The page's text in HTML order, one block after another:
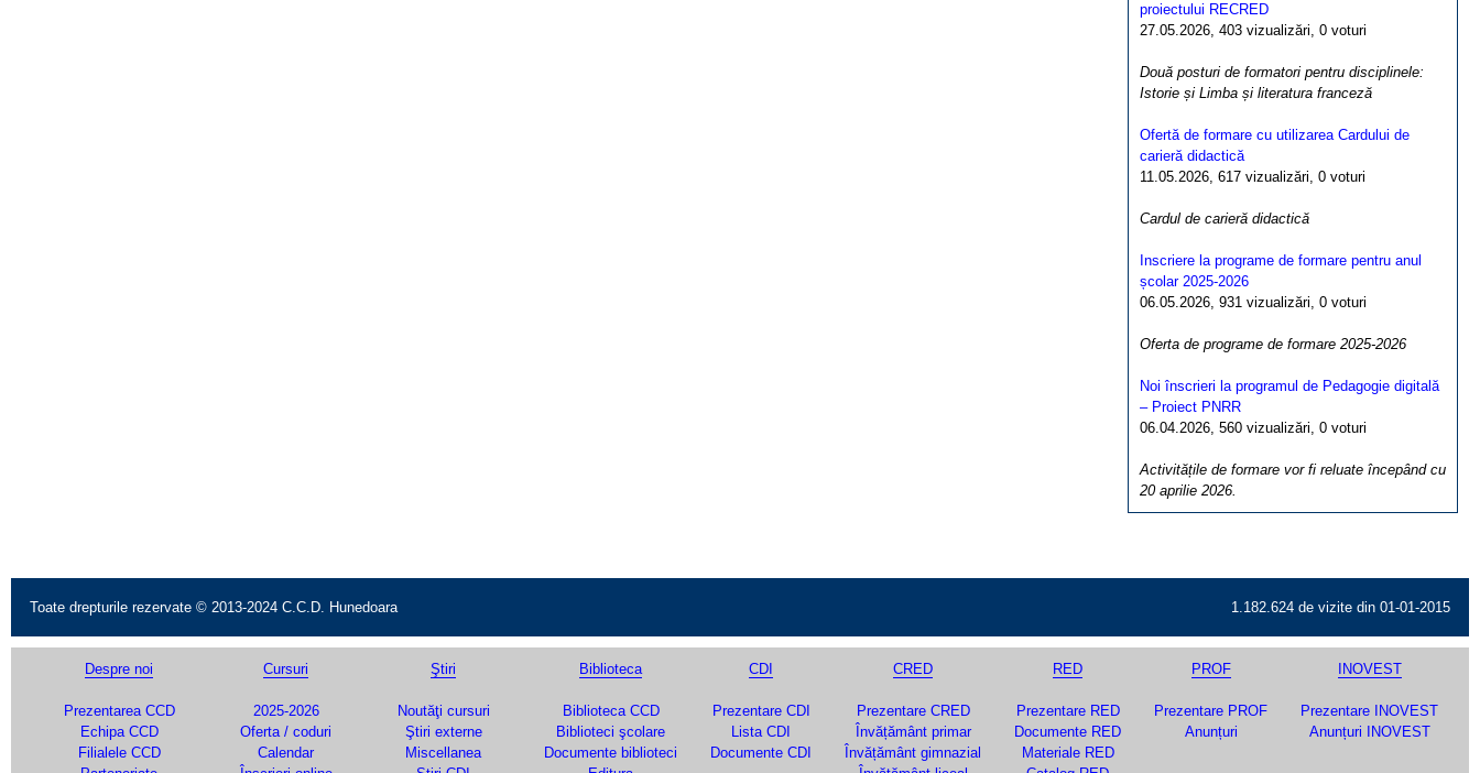
proiectului RECRED
27.05.2026, 403 vizualizări, 0 voturi
Două posturi de formatori pentru disciplinele:
Istorie și Limba și literatura franceză
Ofertă de formare cu utilizarea Cardului de
carieră didactică
11.05.2026, 617 vizualizări, 0 voturi
Cardul de carieră didactică
Inscriere la programe de formare pentru anul
școlar 2025-2026
06.05.2026, 931 vizualizări, 0 voturi
Oferta de programe de formare 2025-2026
Noi înscrieri la programul de Pedagogie digitală
– Proiect PNRR
06.04.2026, 560 vizualizări, 0 voturi
Activitățile de formare vor fi reluate începând cu
20 aprilie 2026.
Toate drepturile rezervate © 2013-2024 C.C.D. Hunedoara 1.182.624 de vizite din 01-01-2015
Despre noi
Prezentarea CCD
Echipa CCD
Filialele CCD
Cursuri
2025-2026
Oferta / coduri
Calendar
Ştiri
Noutăţi cursuri
Ştiri externe
Miscellanea
Biblioteca
Biblioteca CCD
Biblioteci şcolare
Documente biblioteci
CDI
Prezentare CDI
Lista CDI
Documente CDI
CRED
Prezentare CRED
Învățământ primar
Învățământ gimnazial
RED
Prezentare RED
Documente RED
Materiale RED
PROF
Prezentare PROF
Anunțuri
INOVEST
Prezentare INOVEST
Anunțuri INOVEST